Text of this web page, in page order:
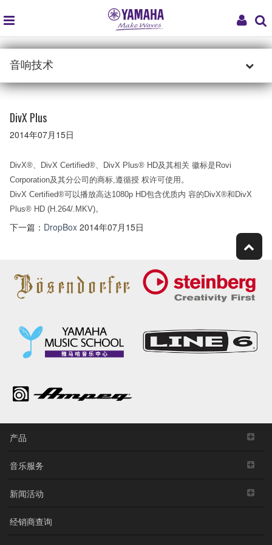
My
global
navigation
音响技术
DivX Plus
2014年07月15日
DivX®、DivX Certified®、DivX Plus® HD及其相关 徽标是Rovi
Corporation及其分公司的商标,遵循授 权许可使用。
DivX Certified®可以播放高达1080p HD包含优质内 容的DivX®和DivX
Plus® HD (H.264/.MKV)。
下一篇： DropBox 2014年07月15日
产品
音乐服务
新闻活动
经销商查询